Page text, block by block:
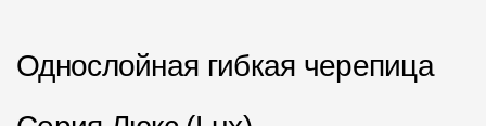
Однослойная гибкая черепица